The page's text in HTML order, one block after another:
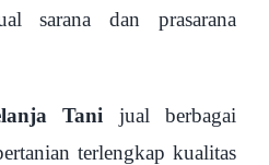
sarana dan prasarana
Tani jual berbagai
terlengkap kualitas